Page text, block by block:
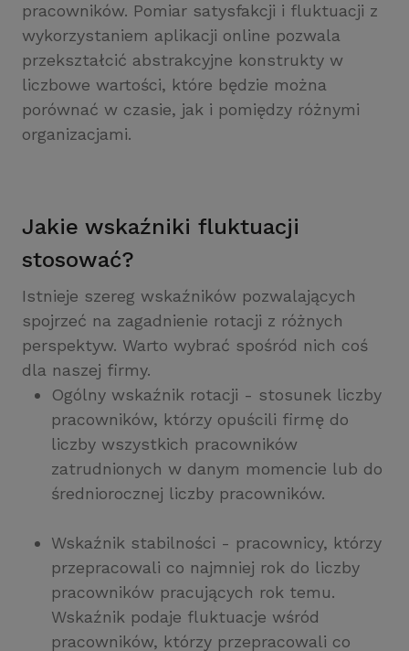
pracowników. Pomiar satysfakcji i fluktuacji z
wykorzystaniem aplikacji online pozwala
przekształcić abstrakcyjne konstrukty w
liczbowe wartości, które będzie można
porównać w czasie, jak i pomiędzy różnymi
organizacjami.
Jakie wskaźniki fluktuacji
stosować?
Istnieje szereg wskaźników pozwalających
spojrzeć na zagadnienie rotacji z różnych
perspektyw. Warto wybrać spośród nich coś
dla naszej firmy.
Ogólny wskaźnik rotacji - stosunek liczby
pracowników, którzy opuścili firmę do
liczby wszystkich pracowników
zatrudnionych w danym momencie lub do
średniorocznej liczby pracowników.
Wskaźnik stabilności - pracownicy, którzy
przepracowali co najmniej rok do liczby
pracowników pracujących rok temu.
Wskaźnik podaje fluktuacje wśród
pracowników, którzy przepracowali co